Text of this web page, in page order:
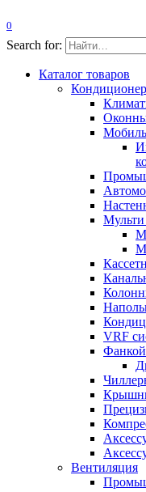
0
Search for:
Каталог товаров
VRF
Вентиляция